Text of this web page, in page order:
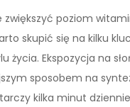
zwiększyć poziom
skupić się na kilku
życia. Ekspozycja na
sposobem na
kilka minut